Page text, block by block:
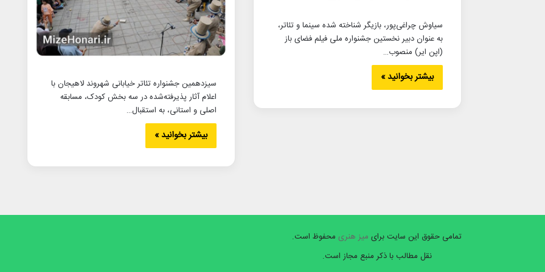
سیاوش چراغی‌پور، بازیگر شناخته شده سینما و تئاتر،
به عنوان دبیر نخستین جشنواره ملی فیلم فضای باز
(اپن ایر) منصوب…
بیشتر بخوانید »
سیزدهمین جشنواره تئاتر خیابانی شهروند لاهیجان با
اعلام آثار پذیرفته‌شده در سه بخش کودک، مسابقه
اصلی و استانی، به استقبال…
بیشتر بخوانید »
تمامی حقوق این سایت برای میز هنری محفوظ است.
نقل مطالب با ذکر منبع مجاز است.